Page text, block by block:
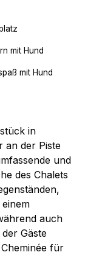
mit Hund
mit Hund
in
an der Piste
und
des Chalets
auch
Gäste
für